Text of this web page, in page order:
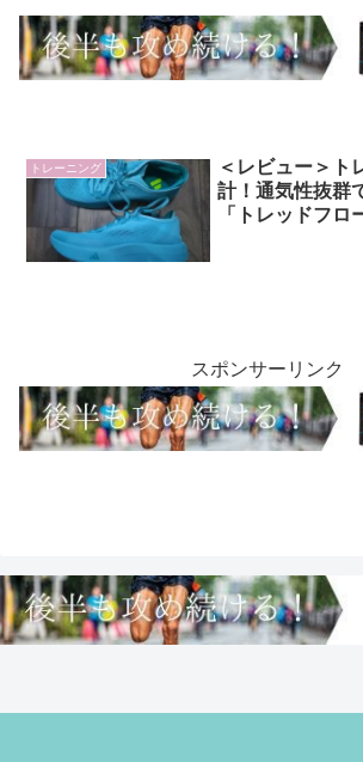
トレーニング
＜レビュー＞ト
計！通気性抜群
「トレッドフロ
スポンサーリンク